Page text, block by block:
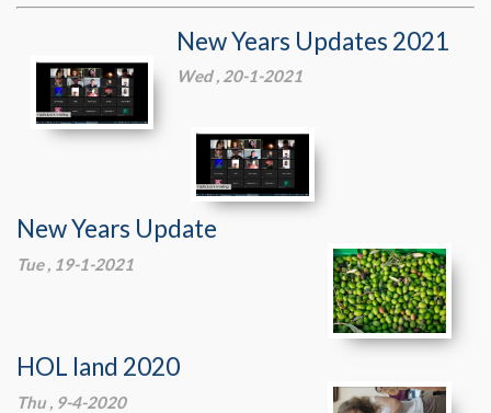
New Years Updates 2021
Wed , 20-1-2021
New Years Update
Tue , 19-1-2021
HOL land 2020
Thu , 9-4-2020